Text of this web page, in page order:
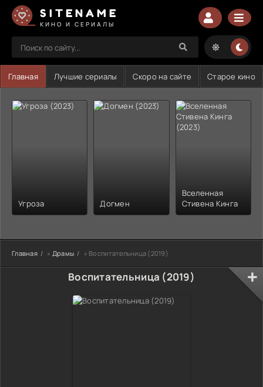
SITENAME
КИНО И СЕРИАЛЫ
Главная Лучшие сериалы Скоро на сайте Старое кино
Угроза Догмен
Вселенная
Стивена Кинга
Главная » Драмы » Воспитательница (2019)
Воспитательница (2019)